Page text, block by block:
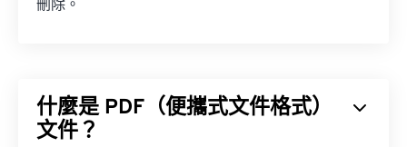
刪除。
什麼是 PDF（便攜式文件格式）
文件？